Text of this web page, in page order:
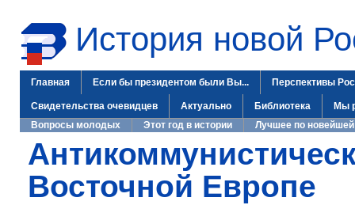
История новой
Главная Если бы президентом были Вы... Перспективы
Свидетельства очевидцев Актуально Библиотека
Мы
Вопросы молодых
Этот год в истории Лучшее по новейшей
Восточной Европе